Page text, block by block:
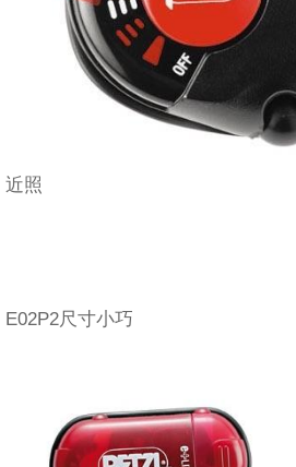
近照
E02P2尺寸小巧